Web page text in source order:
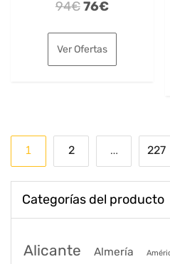
94€El
original
era:
76€El
es:
Ver Ofertas
Paginación
de
entradas
1 2 … 227
Categorías del producto
Alicante Almería